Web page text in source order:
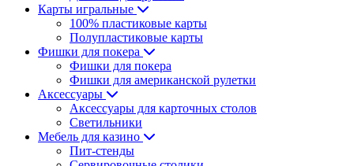
Карты игральные
100% пластиковые карты
Полупластиковые карты
Фишки для покера
Фишки для покера
Фишки для американской рулетки
Аксессуары
Аксессуары для карточных столов
Светильники
Мебель для казино
Пит-стенды